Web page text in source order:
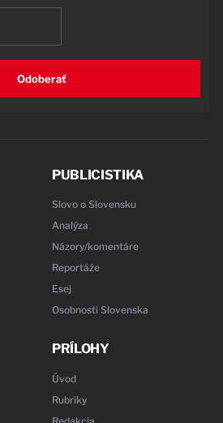
Odoberať
PUBLICISTIKA
Slovo o Slovensku
Analýza
Názory/komentáre
Reportáže
Esej
Osobnosti Slovenska
PRÍLOHY
Úvod
Rubriky